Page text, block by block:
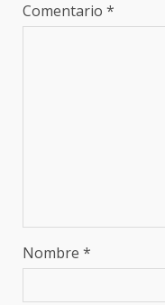
Comentario *
Nombre *